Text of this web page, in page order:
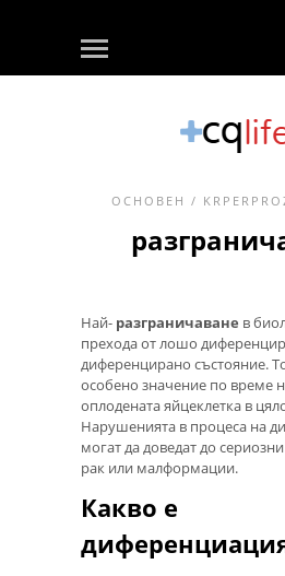
ОСНОВЕН /
Най- разграничаване в
прехода от лошо
диференцирано състояние.
особено значение по време
оплодената яйцеклетка в
Нарушенията в процеса на
могат да доведат до
рак или малформации.
Какво е